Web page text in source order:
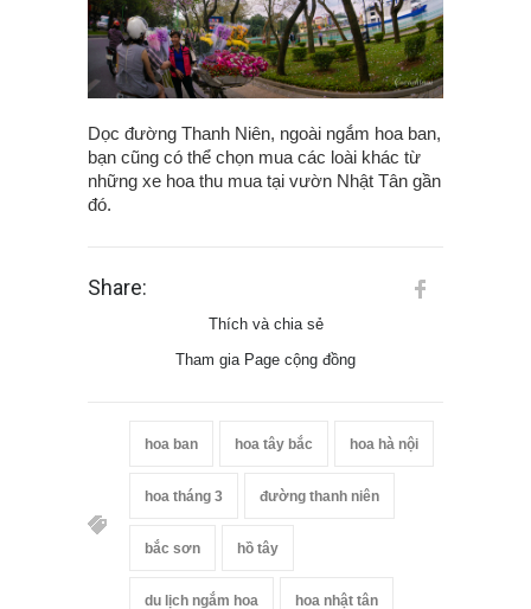
Dọc đường Thanh Niên, ngoài ngắm hoa ban,
bạn cũng có thể chọn mua các loài khác từ
những xe hoa thu mua tại vườn Nhật Tân gần
đó.
Share:
Thích và chia sẻ
Tham gia Page cộng đồng
hoa ban hoa tây bắc hoa hà nội
hoa tháng 3 đường thanh niên
bắc sơn hồ tây
du lịch ngắm hoa hoa nhật tân